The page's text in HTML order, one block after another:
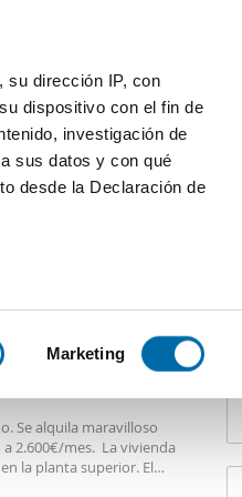
su dirección IP, con
dispositivo con el fin de
investigación de
sus datos y con qué
desde la Declaración de
específicas (huellas
sus
en cualquier momento
Marketing
Más filtros - 1
Se alquila maravilloso
2.600€/mes. La vivienda
la planta superior. El